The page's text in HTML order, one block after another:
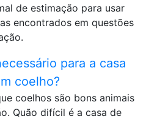
de estimação para usar
encontrados em questões
para a casa
coelho?
coelhos são bons animais
Quão difícil é a casa de